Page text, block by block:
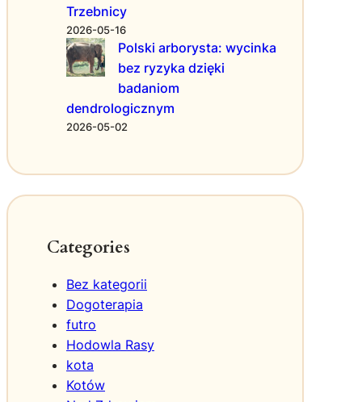
r
t
y
r
m
w
W
r
s
z
e
z
y
j
e
–
g
M
s
i
a
Trzebnicy
2026-05-16
Polski arborysta: wycinka
bez ryzyka dzięki
badaniom
dendrologicznym
2026-05-02
Categories
Bez kategorii
Dogoterapia
futro
Hodowla Rasy
kota
Kotów